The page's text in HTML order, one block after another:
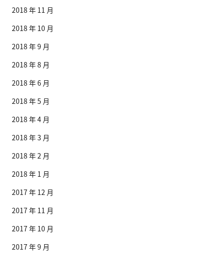
2018 年 11 月
2018 年 10 月
2018 年 9 月
2018 年 8 月
2018 年 6 月
2018 年 5 月
2018 年 4 月
2018 年 3 月
2018 年 2 月
2018 年 1 月
2017 年 12 月
2017 年 11 月
2017 年 10 月
2017 年 9 月